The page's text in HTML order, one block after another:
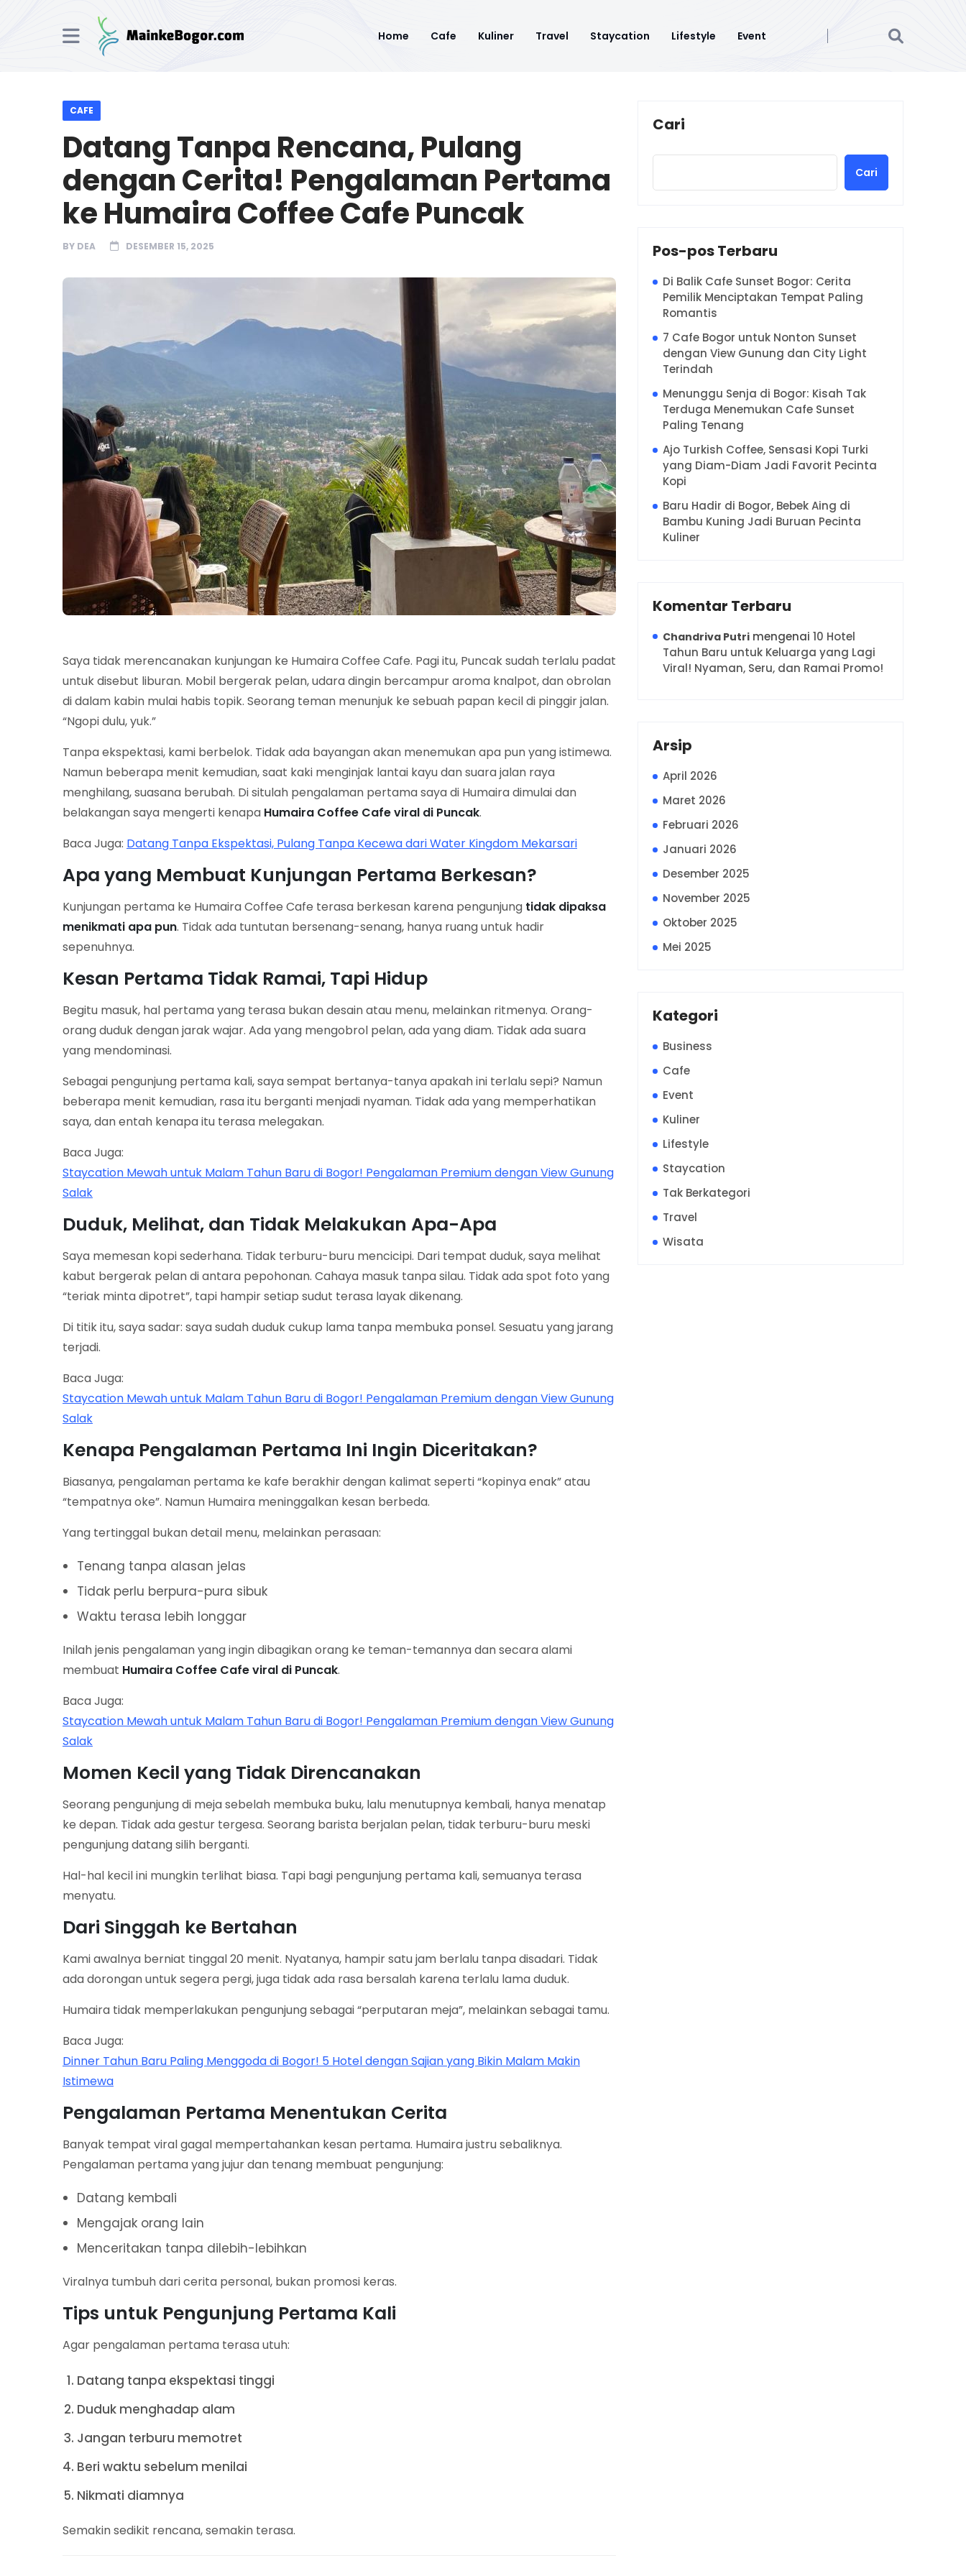
Home Cafe Kuliner Travel Staycation Lifestyle Event
CAFE
Datang Tanpa Rencana, Pulang
dengan Cerita! Pengalaman Pertama
ke Humaira Coffee Cafe Puncak
BY DEA DESEMBER 15, 2025
Saya tidak merencanakan kunjungan ke Humaira Coffee Cafe. Pagi itu, Puncak sudah terlalu padat
untuk disebut liburan. Mobil bergerak pelan, udara dingin bercampur aroma knalpot, dan obrolan
di dalam kabin mulai habis topik. Seorang teman menunjuk ke sebuah papan kecil di pinggir jalan.
“Ngopi dulu, yuk.”
Tanpa ekspektasi, kami berbelok. Tidak ada bayangan akan menemukan apa pun yang istimewa.
Namun beberapa menit kemudian, saat kaki menginjak lantai kayu dan suara jalan raya
menghilang, suasana berubah. Di situlah pengalaman pertama saya di Humaira dimulai dan
belakangan saya mengerti kenapa Humaira Coffee Cafe viral di Puncak.
Baca Juga: Datang Tanpa Ekspektasi, Pulang Tanpa Kecewa dari Water Kingdom Mekarsari
Apa yang Membuat Kunjungan Pertama Berkesan?
Kunjungan pertama ke Humaira Coffee Cafe terasa berkesan karena pengunjung tidak dipaksa
menikmati apa pun. Tidak ada tuntutan bersenang-senang, hanya ruang untuk hadir
sepenuhnya.
Kesan Pertama Tidak Ramai, Tapi Hidup
Begitu masuk, hal pertama yang terasa bukan desain atau menu, melainkan ritmenya. Orang-
orang duduk dengan jarak wajar. Ada yang mengobrol pelan, ada yang diam. Tidak ada suara
yang mendominasi.
Sebagai pengunjung pertama kali, saya sempat bertanya-tanya apakah ini terlalu sepi? Namun
beberapa menit kemudian, rasa itu berganti menjadi nyaman. Tidak ada yang memperhatikan
saya, dan entah kenapa itu terasa melegakan.
Baca Juga:
Staycation Mewah untuk Malam Tahun Baru di Bogor! Pengalaman Premium dengan View Gunung
Salak
Duduk, Melihat, dan Tidak Melakukan Apa-Apa
Saya memesan kopi sederhana. Tidak terburu-buru mencicipi. Dari tempat duduk, saya melihat
kabut bergerak pelan di antara pepohonan. Cahaya masuk tanpa silau. Tidak ada spot foto yang
“teriak minta dipotret”, tapi hampir setiap sudut terasa layak dikenang.
Di titik itu, saya sadar: saya sudah duduk cukup lama tanpa membuka ponsel. Sesuatu yang jarang
terjadi.
Baca Juga:
Staycation Mewah untuk Malam Tahun Baru di Bogor! Pengalaman Premium dengan View Gunung
Salak
Kenapa Pengalaman Pertama Ini Ingin Diceritakan?
Biasanya, pengalaman pertama ke kafe berakhir dengan kalimat seperti “kopinya enak” atau
“tempatnya oke”. Namun Humaira meninggalkan kesan berbeda.
Yang tertinggal bukan detail menu, melainkan perasaan:
Tenang tanpa alasan jelas
Tidak perlu berpura-pura sibuk
Waktu terasa lebih longgar
Inilah jenis pengalaman yang ingin dibagikan orang ke teman-temannya dan secara alami
membuat Humaira Coffee Cafe viral di Puncak.
Baca Juga:
Staycation Mewah untuk Malam Tahun Baru di Bogor! Pengalaman Premium dengan View Gunung
Salak
Momen Kecil yang Tidak Direncanakan
Seorang pengunjung di meja sebelah membuka buku, lalu menutupnya kembali, hanya menatap
ke depan. Tidak ada gestur tergesa. Seorang barista berjalan pelan, tidak terburu-buru meski
pengunjung datang silih berganti.
Hal-hal kecil ini mungkin terlihat biasa. Tapi bagi pengunjung pertama kali, semuanya terasa
menyatu.
Dari Singgah ke Bertahan
Kami awalnya berniat tinggal 20 menit. Nyatanya, hampir satu jam berlalu tanpa disadari. Tidak
ada dorongan untuk segera pergi, juga tidak ada rasa bersalah karena terlalu lama duduk.
Humaira tidak memperlakukan pengunjung sebagai “perputaran meja”, melainkan sebagai tamu.
Baca Juga:
Dinner Tahun Baru Paling Menggoda di Bogor! 5 Hotel dengan Sajian yang Bikin Malam Makin
Istimewa
Pengalaman Pertama Menentukan Cerita
Banyak tempat viral gagal mempertahankan kesan pertama. Humaira justru sebaliknya.
Pengalaman pertama yang jujur dan tenang membuat pengunjung:
Datang kembali
Mengajak orang lain
Menceritakan tanpa dilebih-lebihkan
Viralnya tumbuh dari cerita personal, bukan promosi keras.
Tips untuk Pengunjung Pertama Kali
Agar pengalaman pertama terasa utuh:
Datang tanpa ekspektasi tinggi
Duduk menghadap alam
Jangan terburu memotret
Beri waktu sebelum menilai
Nikmati diamnya
Semakin sedikit rencana, semakin terasa.
Cari
Cari
Pos-pos Terbaru
Di Balik Cafe Sunset Bogor: Cerita
Pemilik Menciptakan Tempat Paling
Romantis
7 Cafe Bogor untuk Nonton Sunset
dengan View Gunung dan City Light
Terindah
Menunggu Senja di Bogor: Kisah Tak
Terduga Menemukan Cafe Sunset
Paling Tenang
Ajo Turkish Coffee, Sensasi Kopi Turki
yang Diam-Diam Jadi Favorit Pecinta
Kopi
Baru Hadir di Bogor, Bebek Aing di
Bambu Kuning Jadi Buruan Pecinta
Kuliner
Komentar Terbaru
Chandriva Putri mengenai 10 Hotel
Tahun Baru untuk Keluarga yang Lagi
Viral! Nyaman, Seru, dan Ramai Promo!
Arsip
April 2026
Maret 2026
Februari 2026
Januari 2026
Desember 2025
November 2025
Oktober 2025
Mei 2025
Kategori
Business
Cafe
Event
Kuliner
Lifestyle
Staycation
Tak Berkategori
Travel
Wisata